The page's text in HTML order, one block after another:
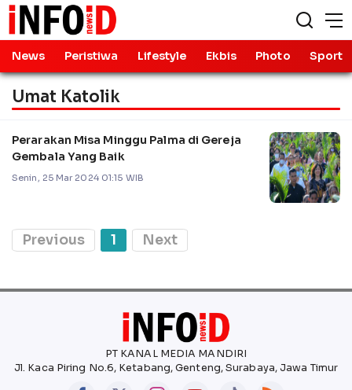
News Peristiwa Lifestyle Ekbis Photo Sport
Umat Katolik
Perarakan Misa Minggu Palma di Gereja
Gembala Yang Baik
Senin, 25 Mar 2024 01:15 WIB
Previous 1 Next
PT KANAL MEDIA MANDIRI
Jl. Kaca Piring No.6, Ketabang, Genteng, Surabaya, Jawa Timur